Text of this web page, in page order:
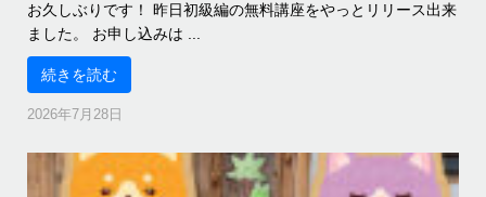
お久しぶりです！ 昨日初級編の無料講座をやっとリリース出来
ました。 お申し込みは ...
続きを読む
2026年7月28日